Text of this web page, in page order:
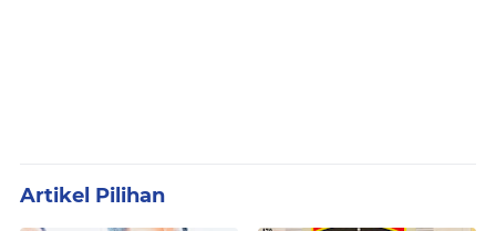
Artikel Pilihan